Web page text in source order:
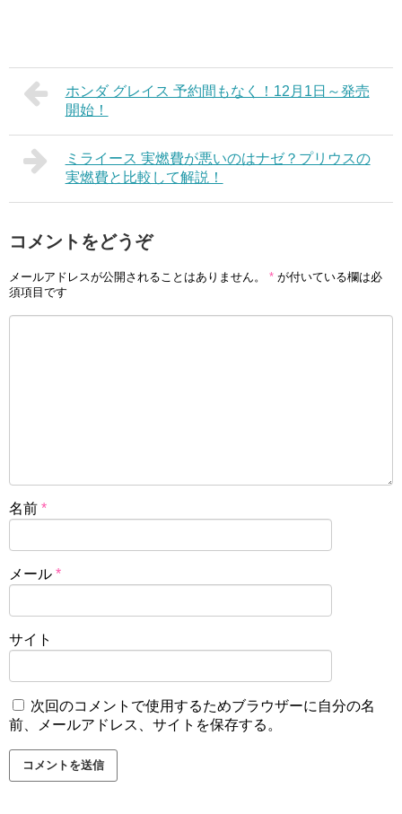
ホンダ グレイス 予約間もなく！12月1日～発売
開始！
ミライース 実燃費が悪いのはナゼ？プリウスの
実燃費と比較して解説！
コメントをどうぞ
メールアドレスが公開されることはありません。 * が付いている欄は必
須項目です
名前 *
メール *
サイト
次回のコメントで使用するためブラウザーに自分の名
前、メールアドレス、サイトを保存する。